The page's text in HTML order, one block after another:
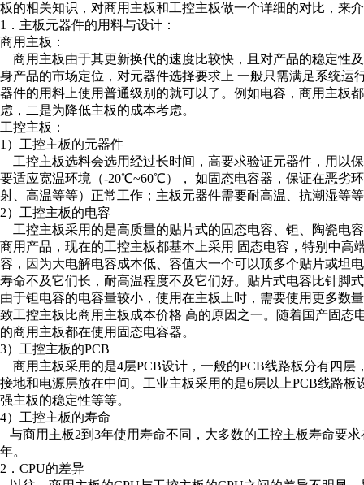
板的相关知识，对商用主板和工控主板做一个详细的对比，来
1．主板元器件的用料与设计：
商用主板：
商用主板由于其更新换代的速度比较快，且对产品的稳定性
身产品的市场定位，对元器件选择要求上 一般只需满足系统
器件的用料上使用普通级别的就可以了。例如电容，商用主板
虑，二是为降低主板的成本考虑。
工控主板：
1）工控主板的元器件
工控主板选料会选用经过长时间，高要求验证元器件，用以
要适应宽温环境（-20℃~60℃）， 如固态电容器，保证在恶劣
射、高温等等）正常工作；主板元器件需要耐高温、抗潮湿等
2）工控主板的电容
工控主板采用的是高质量的贴片式的固态电容、钽、陶瓷电
商用产品，现在的工控主板都基本上采用 固态电容，特别中
容，因为大电解电容成本低、容值大一个可以顶多个贴片或坦
寿命不及它们长，耐高温程度不及它们好。贴片式电容比针脚
由于钽电容的电容量较小，使用在主板上时，需要使用更多数
致工控主板比商用主板成本价格 高的原因之一。随着国产固
的商用主板都在使用固态电容器。
3）工控主板的PCB
商用主板采用的是4层PCB设计，一般的PCB线路板分有四
接地和电源层放在中间。工业主板采用的是6层以上PCB线路
强主板的稳定性等等。
4）工控主板的寿命
与商用主板2到3年使用寿命不同，大多数的工控主板寿命要
年。
2．CPU的差异